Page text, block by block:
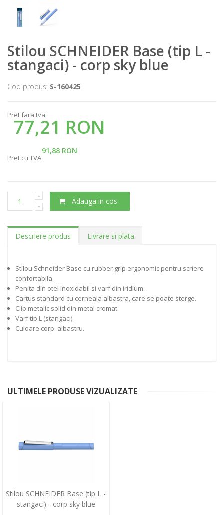
Stilou SCHNEIDER Base (tip L -
stangaci) - corp sky blue
Cod produs: S-160425
Pret fara tva
77,21 RON
91,88 RON
Pret cu TVA
Adauga in cos
Descriere produs Livrare si plata
Stilou Schneider Base cu rubber grip ergonomic pentru scriere
confortabila.
Penita din otel inoxidabil si varf din iridium.
Cartus standard cu cerneala albastra, care se poate sterge.
Clip metalic solid din metal cromat.
Varf tip L (stangaci).
Culoare corp: albastru.
ULTIMELE PRODUSE VIZUALIZATE
Stilou SCHNEIDER Base (tip L -
stangaci) - corp sky blue